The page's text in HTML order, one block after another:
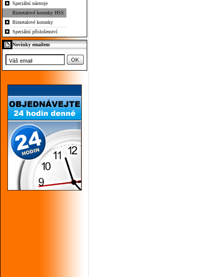
Speciální nástroje
Bimetalové korunky HSS
Bimetalové korunky
Speciální příslušenství
Novinky emailem